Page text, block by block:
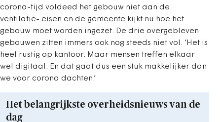
corona-tijd voldeed het gebouw niet aan de
ventilatie- eisen en de gemeente kijkt nu hoe het
gebouw moet worden ingezet. De drie overgebleven
gebouwen zitten immers ook nog steeds niet vol. ‘Het is
heel rustig op kantoor. Maar mensen treffen elkaar
wel digitaal. En dat gaat dus een stuk makkelijker dan
we voor corona dachten.’
Het belangrijkste overheidsnieuws van de
dag